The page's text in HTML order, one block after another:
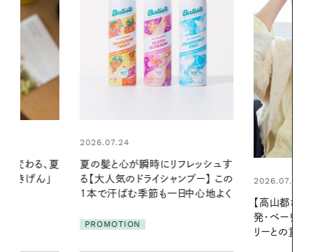
レッシュす
プー】 この
2026.07.21
リーとの重ねづけも素敵な大人の
2026.06.01
える夜の爽